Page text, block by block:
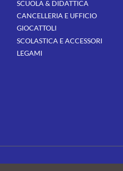
SCUOLA & DIDATTICA
CANCELLERIA E UFFICIO
GIOCATTOLI
SCOLASTICA E ACCESSORI
LEGAMI